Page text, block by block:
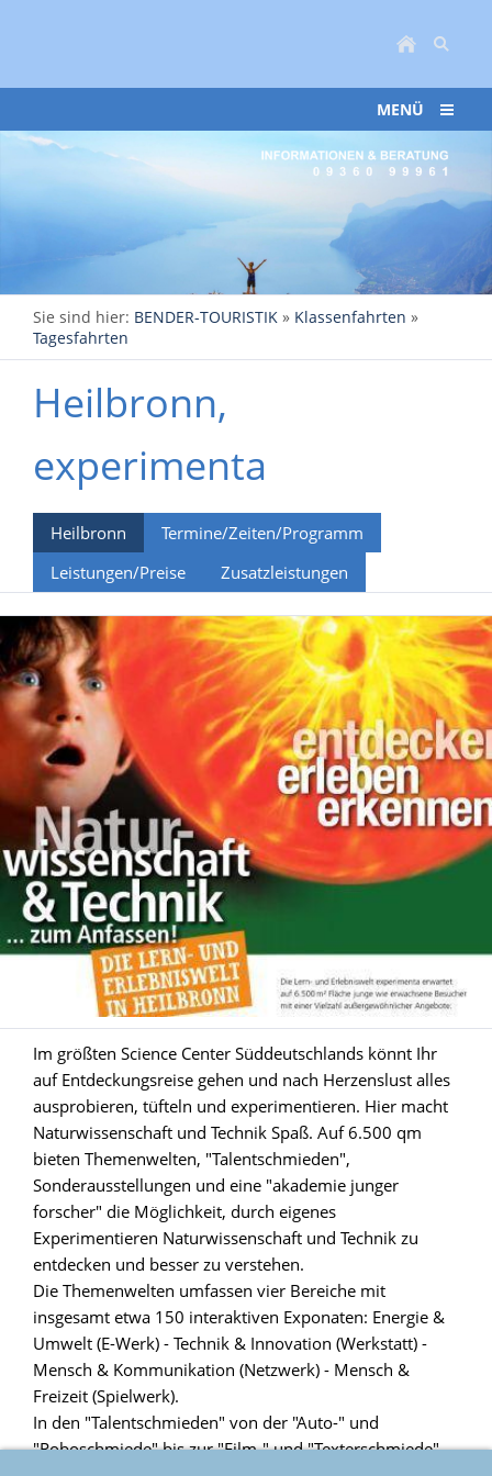
MENÜ
Sie sind hier: BENDER-TOURISTIK » Klassenfahrten »
Tagesfahrten
Heilbronn,
experimenta
Heilbronn
Termine/Zeiten/Programm
Leistungen/Preise
Zusatzleistungen
Im größten Science Center Süddeutschlands könnt Ihr
auf Entdeckungsreise gehen und nach Herzenslust alles
ausprobieren, tüfteln und experimentieren. Hier macht
Naturwissenschaft und Technik Spaß. Auf 6.500 qm
bieten Themenwelten, "Talentschmieden",
Sonderausstellungen und eine "akademie junger
forscher" die Möglichkeit, durch eigenes
Experimentieren Naturwissenschaft und Technik zu
entdecken und besser zu verstehen.
Die Themenwelten umfassen vier Bereiche mit
insgesamt etwa 150 interaktiven Exponaten: Energie &
Umwelt (E-Werk) - Technik & Innovation (Werkstatt) -
Mensch & Kommunikation (Netzwerk) - Mensch &
Freizeit (Spielwerk).
In den "Talentschmieden" von der "Auto-" und
"Roboschmiede" bis zur "Film-" und "Texterschmiede"